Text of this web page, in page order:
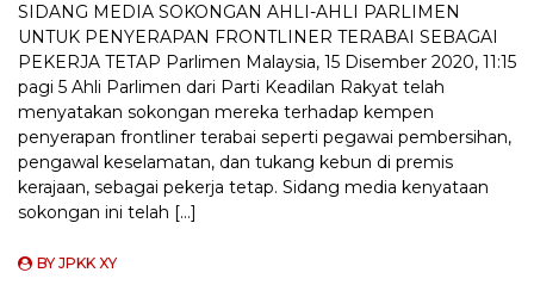
SIDANG MEDIA SOKONGAN AHLI-AHLI PARLIMEN
UNTUK PENYERAPAN FRONTLINER TERABAI SEBAGAI
PEKERJA TETAP Parlimen Malaysia, 15 Disember 2020, 11:15
pagi 5 Ahli Parlimen dari Parti Keadilan Rakyat telah
menyatakan sokongan mereka terhadap kempen
penyerapan frontliner terabai seperti pegawai pembersihan,
pengawal keselamatan, dan tukang kebun di premis
kerajaan, sebagai pekerja tetap. Sidang media kenyataan
sokongan ini telah […]
BYJPKK XY